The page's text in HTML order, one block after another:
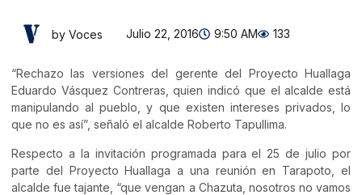
by Voces Julio 22, 2016 9:50 AM 133
“Rechazo las versiones del gerente del Proyecto Huallaga
Eduardo Vásquez Contreras, quien indicó que el alcalde está
manipulando al pueblo, y que existen intereses privados, lo
que no es así”, señaló el alcalde Roberto Tapullima.
Respecto a la invitación programada para el 25 de julio por
parte del Proyecto Huallaga a una reunión en Tarapoto, el
alcalde fue tajante, “que vengan a Chazuta, nosotros no vamos